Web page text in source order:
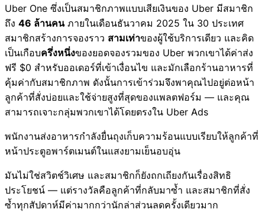
Uber One ซึ่งเป็นสมาชิกภาพแบบเสียเงินของ Uber มีสมาชิก
ถึง 46 ล้านคนภายในเดือนธันวาคม 2025 ใน 30 ประเทศ
สมาชิกสร้างการจองราว สามเท่าของผู้ใช้บริการเดียว และคิด
เป็นเกือบครึ่งหนึ่งของยอดจองรวมของ Uber พวกเขาได้ค่าส่ง
ฟรี $0 สำหรับออเดอร์ที่เข้าเงื่อนไข และมักเลือกร้านอาหารที่
คุ้มค่ากับสมาชิกภาพ ดังนั้นการเข้าร่วมจึงพาคุณไปอยู่ต่อหน้า
ลูกค้าที่สั่งบ่อยและใช้จ่ายสูงที่สุดของแพลตฟอร์ม — และคุณ
สามารถเจาะกลุ่มพวกเขาได้โดยตรงใน Uber Ads
พนักงานส่งอาหารกำลังยื่นถุงเก็บความร้อนแบบเรียบให้ลูกค้าที่
หน้าประตูอพาร์ตเมนต์ในแสงยามเย็นอบอุ่น
มันไม่ใช่สวิตช์วิเศษ และสมาชิกก็ยังถกเถียงกันเรื่องสิทธิ
ประโยชน์ — แต่รางวัลคือลูกค้าที่กลับมาซ้ำ และสมาชิกที่สั่ง
ซ้ำทุกสัปดาห์มีค่ามากกว่านักล่าส่วนลดครั้งเดียวมาก